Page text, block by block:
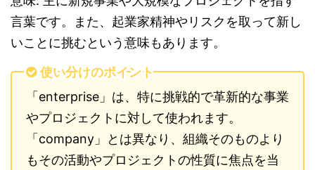
言葉です。また、起業家精神やリスクを取って新し
いことに挑むという意味もあります。
使い分けのポイント
「enterprise」は、特に挑戦的で革新的な事業
やプロジェクトに対して使われます。
「company」とは異なり、組織そのものより
もその活動やプロジェクトの性質に焦点を当